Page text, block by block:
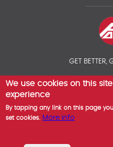
GET BETTER,
© 2026 AOC INSURANCE
We use cookies on this
experience
By tapping any link on this page
set cookies. More info